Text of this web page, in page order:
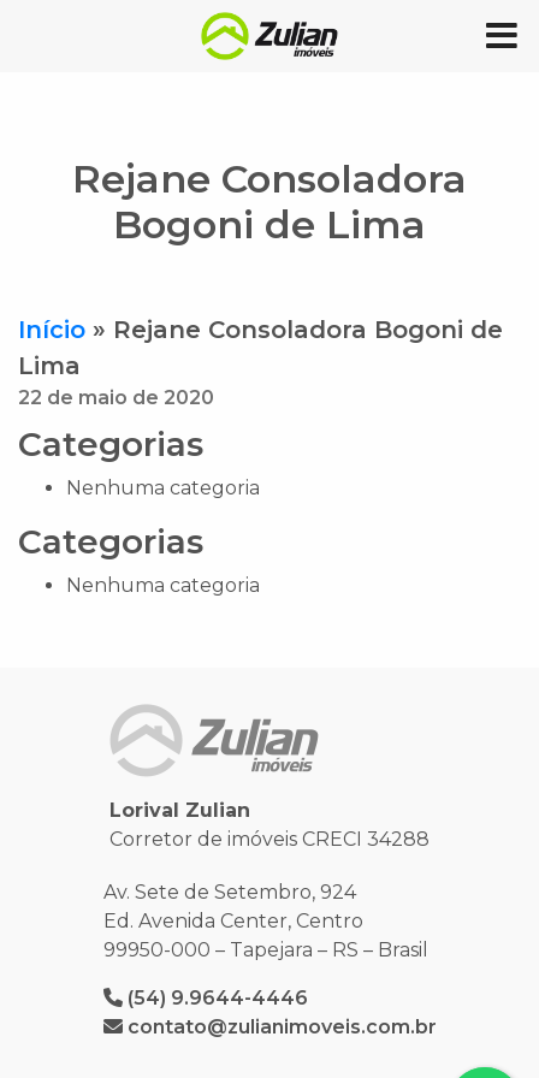
Rejane Consoladora
Bogoni de Lima
Início » Rejane Consoladora Bogoni de
Lima
22 de maio de 2020
Categorias
Nenhuma categoria
Categorias
Nenhuma categoria
Lorival Zulian
Corretor de imóveis CRECI 34288
Av. Sete de Setembro, 924
Ed. Avenida Center, Centro
99950-000 – Tapejara – RS – Brasil
(54) 9.9644-4446
contato@zulianimoveis.com.br